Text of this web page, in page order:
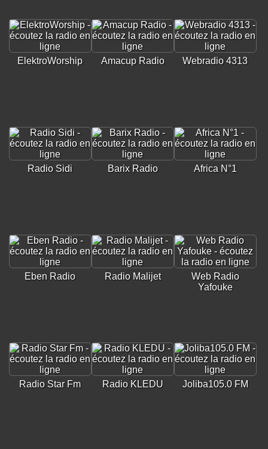
ElektroWorship Amacup Radio Webradio 4313
Radio Sidi Barix Radio Africa N°1
Eben Radio Radio Malijet
Web Radio
Yafouke
Radio Star Fm Radio KLEDU Joliba105.0 FM